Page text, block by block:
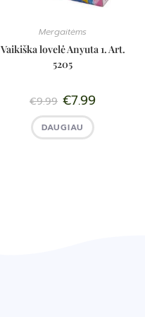
Mergaitėms
Vaikiška lovelė Anyuta 1. Art.
5205
€9.99 €7.99
DAUGIAU